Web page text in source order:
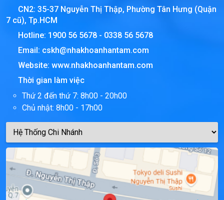
CN2: 35-37 Nguyễn Thị Thập, Phường Tân Hưng (Quận
7 cũ), Tp.HCM
Hotline: 1900 56 5678 - 0338 56 5678
Email: cskh@nhakhoanhantam.com
Website: www.nhakhoanhantam.com
Thời gian làm việc
Thứ 2 đến thứ 7: 8h00 - 20h00
Chủ nhật: 8h00 - 17h00